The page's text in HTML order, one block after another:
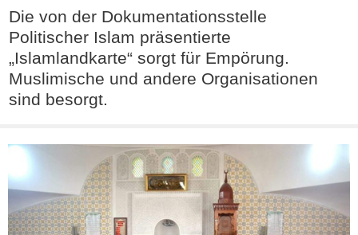
Die von der Dokumentationsstelle
Politischer Islam präsentierte
„Islamlandkarte“ sorgt für Empörung.
Muslimische und andere Organisationen
sind besorgt.